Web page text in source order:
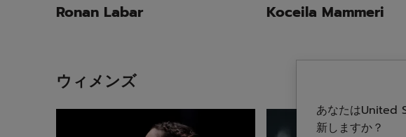
Ronan Labar Koceila Mammeri
ウィメンズ
あなたはUnited
新しますか？